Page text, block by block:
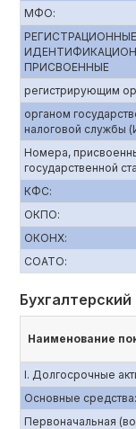
МФО:
ПРИСВОЕННЫЕ
регистрирующим
органом
налоговой службы
Номера,
государственной
КФС:
ОКПО:
ОКОНХ:
СОАТО:
Наименование
I. Долгосрочные
Основные средства:
Первоначальная